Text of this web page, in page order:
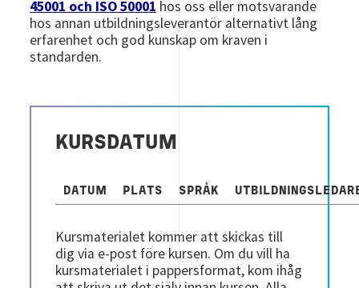
45001 och ISO 50001 hos oss eller motsvarande
hos annan utbildningsleverantör alternativt lång
erfarenhet och god kunskap om kraven i
standarden.
KURSDATUM
DATUM PLATS SPRÅK
Kursmaterialet kommer att skickas till
dig via e-post före kursen. Om du vill ha
kursmaterialet i pappersformat, kom ihåg